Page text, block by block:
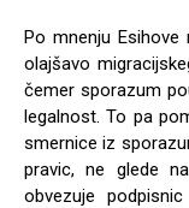
Po mnenju
olajšavo
čemer sporazum
legalnost. To pa
smernice iz
pravic, ne glede
obvezuje